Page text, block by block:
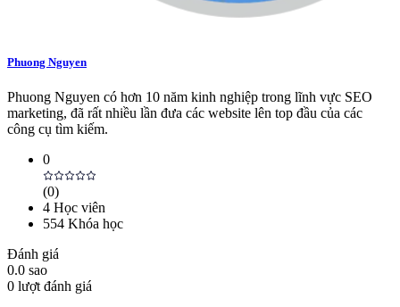
Phuong Nguyen
Phuong Nguyen có hơn 10 năm kinh nghiệp trong lĩnh vực SEO
marketing, đã rất nhiều lần đưa các website lên top đầu của các
công cụ tìm kiếm.
0
(0)
4 Học viên
554 Khóa học
Đánh giá
0.0 sao
0 lượt đánh giá